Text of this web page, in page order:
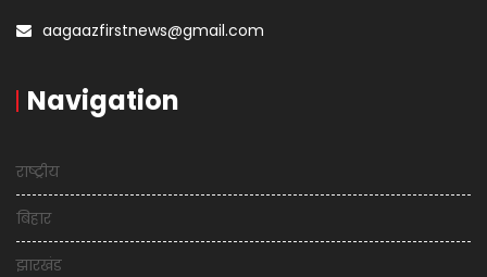
aagaazfirstnews@gmail.com
Navigation
राष्ट्रीय
बिहार
झारखंड